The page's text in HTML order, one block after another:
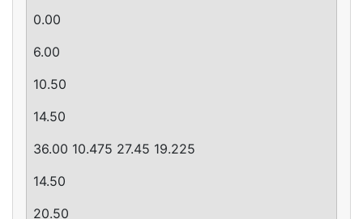
0.00
6.00
10.50
14.50
36.00 10.475 27.45 19.225
14.50
20.50